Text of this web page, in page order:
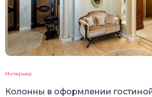
Интерьер
Колонны в оформлении